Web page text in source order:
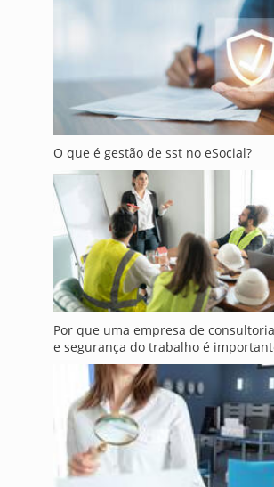
O que é gestão de sst no eSocial?
Por que uma empresa de
e segurança do trabalho é